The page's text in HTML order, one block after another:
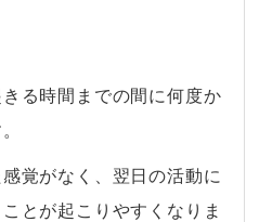
る時間までの間に何度か
覚がなく、翌日の活動に
とが起こりやすくなりま